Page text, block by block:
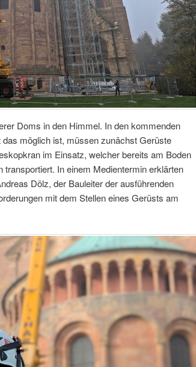
Doms in den Himmel. In den kommenden
möglich ist, müssen zunächst Gerüste
im Einsatz, welcher bereits am Boden
In einem Medientermin erklärten
Dölz, der Bauleiter der ausführenden
mit dem Stellen eines Gerüsts am